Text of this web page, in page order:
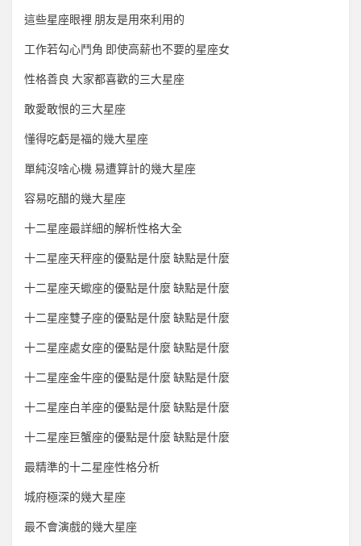
這些星座眼裡 朋友是用來利用的
工作若勾心鬥角 即使高薪也不要的星座女
性格善良 大家都喜歡的三大星座
敢愛敢恨的三大星座
懂得吃虧是福的幾大星座
單純沒啥心機 易遭算計的幾大星座
容易吃醋的幾大星座
十二星座最詳細的解析性格大全
十二星座天秤座的優點是什麼 缺點是什麼
十二星座天蠍座的優點是什麼 缺點是什麼
十二星座雙子座的優點是什麼 缺點是什麼
十二星座處女座的優點是什麼 缺點是什麼
十二星座金牛座的優點是什麼 缺點是什麼
十二星座白羊座的優點是什麼 缺點是什麼
十二星座巨蟹座的優點是什麼 缺點是什麼
最精準的十二星座性格分析
城府極深的幾大星座
最不會演戲的幾大星座